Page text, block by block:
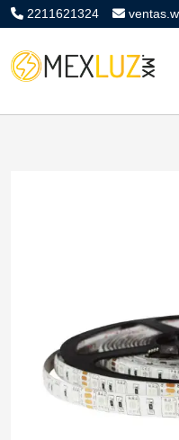
2211621324